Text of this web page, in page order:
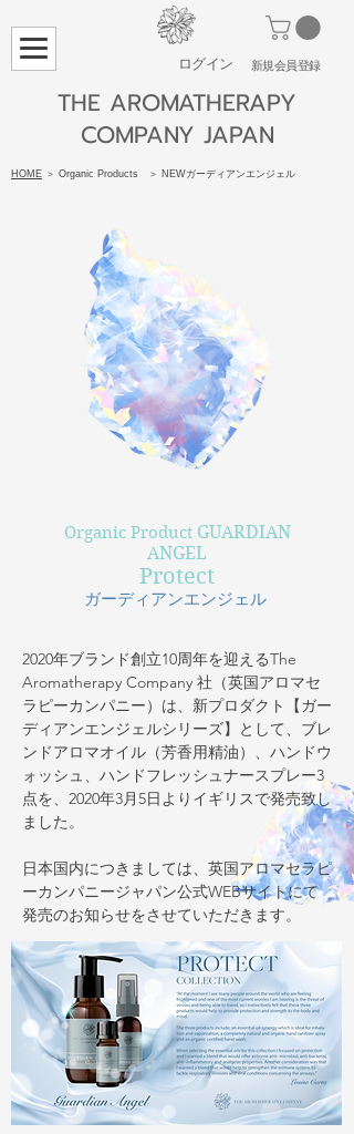
​新規会員登録
ログイン
THE AROMATHERAPY
COMPANY JAPAN
HOME ＞ Organic Products ＞ NEWガーディアンエンジェル
Organic Product ​GUARDIAN
ANGEL
​​Protect
ガーディアンエンジェル
2020年ブランド創立10周年を迎えるThe
Aromatherapy Company 社（英国アロマセ
ラピーカンパニー）は、新プロダクト【ガー
ディアンエンジェルシリーズ】として、ブレ
ンドアロマオイル（芳香用精油）、ハンドウ
ォッシュ、ハンドフレッシュナースプレー3
点を、2020年3月5日よりイギリスで発売致し
ました。
​日本国内につきましては、英国アロマセラピ
ーカンパニージャパン公式WEBサイトにて
発売のお知らせをさせていただきます。